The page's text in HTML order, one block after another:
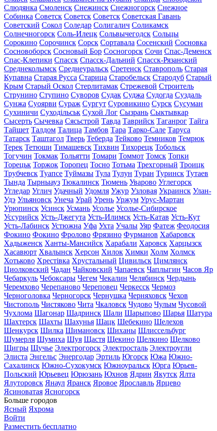
Слюдянка Смоленск Снежинск Снежногорск Снежное
Собинка Советск Советск Советск Советская Гавань
Советский Сокол Соледар Солигалич Соликамск
Солнечногорск Соль-Илецк Сольвычегодск Сольцы
Сорокино Сорочинск Сорск Сортавала Сосенский Сосновка
Сосновоборск Сосновый Бор Сосногорск Сочи Спас-Деменск
Спас-Клепики Спасск Спасск-Дальний Спасск-Рязанский
Среднеколымск Среднеуральск Сретенск Ставрополь Старая
Купавна Старая Русса Старица Старобельск Стародуб Старый
Крым Старый Оскол Стерлитамак Стрежевой Строитель
Струнино Ступино Суворов Судак Суджа Судогда Суздаль
Сунжа Суоярви Сураж Сургут Суровикино Сурск Сусуман
Сухиничи Суходільськ Сухой Лог Сызрань Сыктывкар
Сысерть Сычевка Сясьстрой Тавда Таврийск Таганрог Тайга
Тайшет Талдом Талица Тамбов Тара Тарко-Сале Таруса
Татарск Таштагол Тверь Теберда Тейково Темников Темрюк
Терек Тетюши Тимашевск Тихвин Тихорецк Тобольск
Тогучин Токмак Тольятти Томари Томмот Томск Топки
Торецьк Торжок Торопец Тосно Тотьма Трехгорный Троицк
Трубчевск Туапсе Туймазы Тула Тулун Туран Туринск Тутаев
Тында Тырныауз Тюкалинск Тюмень Уварово Углегорск
Угледар Углич Удачный Удомля Ужур Узловая Украинск Улан-
Удэ Ульяновск Унеча Урай Урень Уржум Урус-Мартан
Урюпинск Усинск Усмань Усолье Усолье-Сибирское
Уссурийск Усть-Джегута Усть-Илимск Усть-Катав Усть-Кут
Усть-Лабинск Устюжна Уфа Ухта Учалы Уяр Фатеж Феодосия
Фокино Фокино Фролово Фрязино Фурманов Хабаровск
Хадыженск Ханты-Мансийск Харабали Харовск Харцызск
Хасавюрт Хвалынск Херсон Хилок Химки Холм Холмск
Хотьково Хрестівка Хрустальный Цивильск Цимлянск
Циолковский Чадан Чайковский Чапаевск Чаплыгин Часов Яр
Чебаркуль Чебоксары Чегем Чекалин Челябинск Чердынь
Черемхово Черепаново Череповец Черкесск Чермоз
Черноголовка Черногорск Чернушка Черняховск Чехов
Чистополь Чистяково Чита Чкаловск Чудово Чулым Чусовой
Чухлома Шагонар Шадринск Шали Шарыпово Шарья Шатура
Шахтерск Шахты Шахунья Шацк Шебекино Шелехов
Шенкурск Шилка Шимановск Шиханы Шлиссельбург
Шумерля Шумиха Шуя Щастя Щекино Щелкино Щелково
Щигры Щучье Электрогорск Электросталь Электроугли
Элиста Энгельс Энергодар Эртиль Югорск Южа Южно-
Сахалинск Южно-Сухокумск Южноуральск Юрга Юрьев-
Польский Юрьевец Юрюзань Юхнов Ядрин Якутск Ялта
Ялуторовск Янаул Яранск Яровое Ярославль Ярцево
Ясиноватая Ясногорск
Больше городов
Ясный Яхрома
Войти
Разместить бесплатно